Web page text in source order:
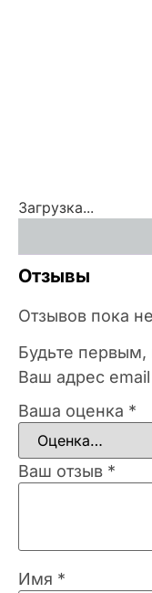
Загрузка...
Отзывы
Отзывов пока
Будьте первым,
Ваш адрес
Ваша оценка *
Ваш отзыв *
Имя *